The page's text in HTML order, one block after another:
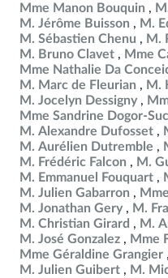
Mme Manon Bouquin
M. Jérôme Buisson
M.
M. Sébastien Chenu
M.
M. Bruno Clavet
Mme
Mme Nathalie Da
M. Marc de Fleurian
M.
M. Jocelyn Dessigny
Mme Sandrine Dogor-
M. Alexandre Dufosset
M. Aurélien Dutremble
M. Frédéric Falcon
M.
M. Emmanuel Fouquart
M. Julien Gabarron
M. Jonathan Gery
M.
M. Christian Girard
M.
M. José Gonzalez
Mme
Mme Géraldine Grangier
M. Julien Guibert
M.